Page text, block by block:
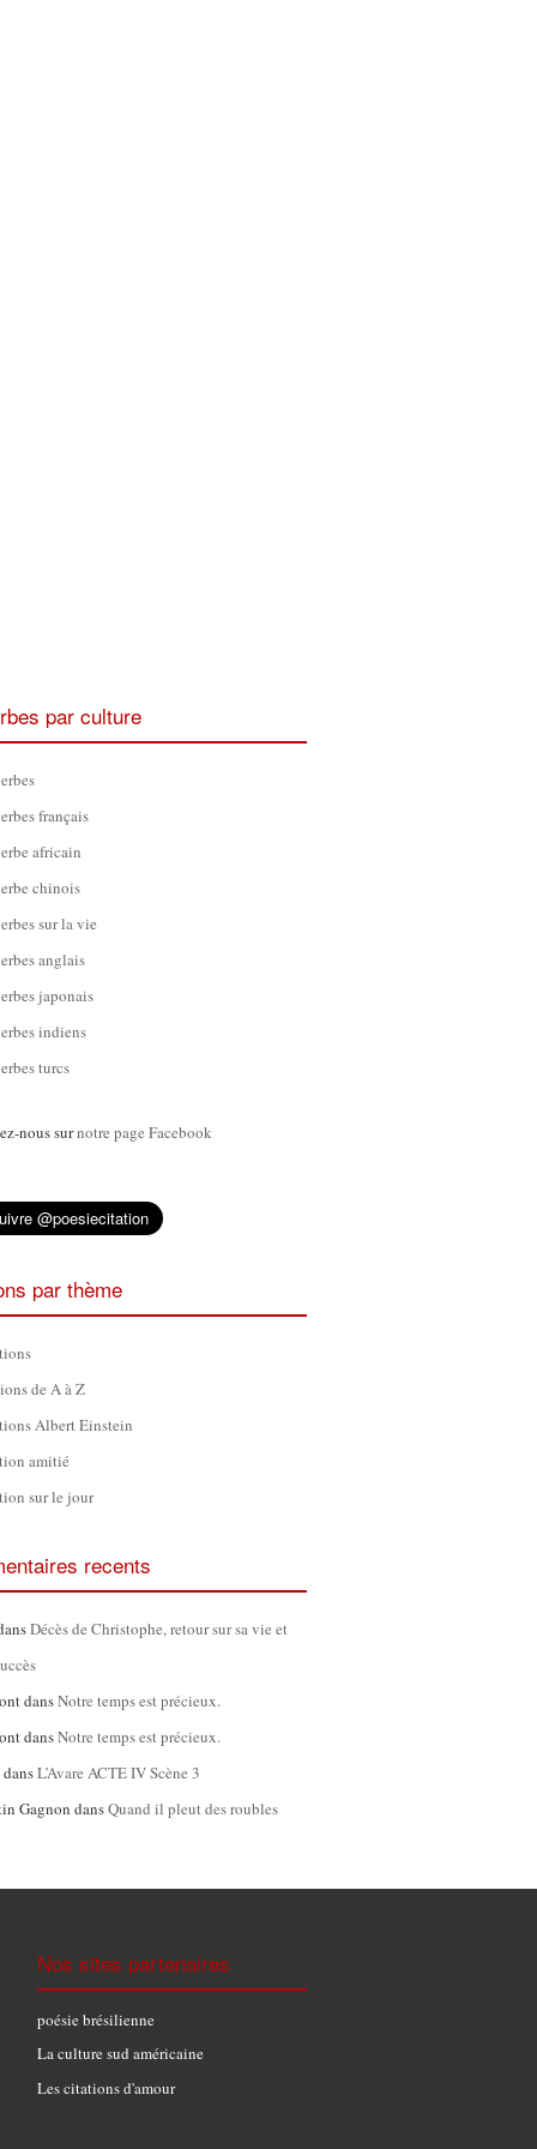
par culture
français
africain
chinois
sur la vie
anglais
japonais
indiens
turcs
nous surnotre page Facebook
par thème
de A à Z
Albert Einstein
amitié
sur le jour
recents
Décès de Christophe, retour sur sa vie et
dansNotre temps est précieux.
dansNotre temps est précieux.
dansL’Avare ACTE IV Scène 3
Gagnon dansQuand il pleut des roubles
Nos sites partenaires
poésie brésilienne
La culture sud américaine
Les citations d'amour